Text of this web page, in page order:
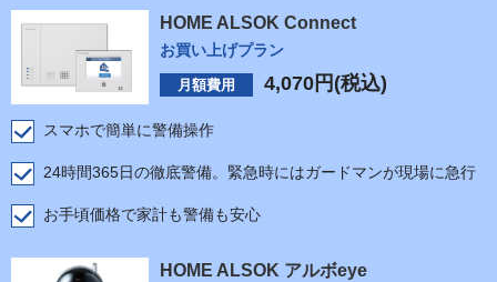
HOME ALSOK Connect
お買い上げプラン
月額費用 4,070 円(税込)
スマホで簡単に警備操作
24時間365日の徹底警備。緊急時にはガードマンが現場に急行
お手頃価格で家計も警備も安心
HOME ALSOK アルボeye